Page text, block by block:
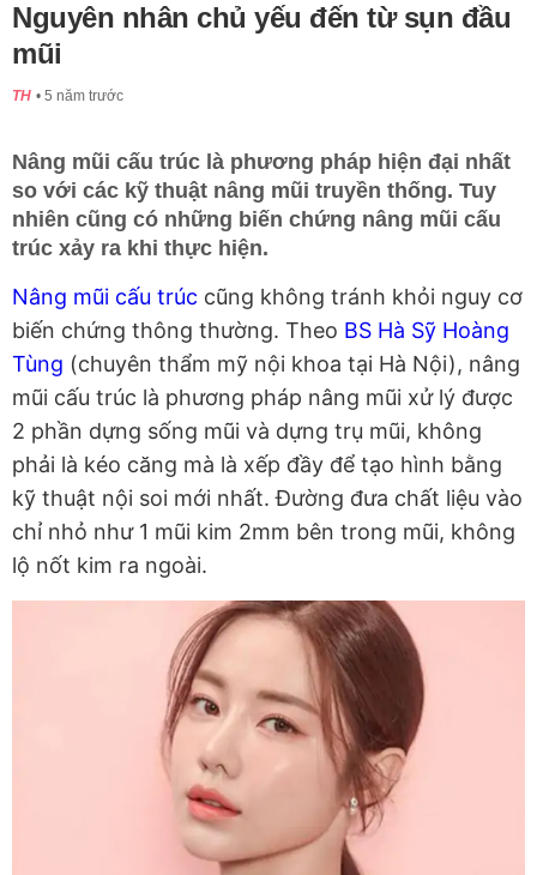
Nguyên nhân chủ yếu đến từ sụn đầu
mũi
TH 5 năm trước
Nâng mũi cấu trúc là phương pháp hiện đại nhất
so với các kỹ thuật nâng mũi truyền thống. Tuy
nhiên cũng có những biến chứng nâng mũi cấu
trúc xảy ra khi thực hiện.
Nâng mũi cấu trúc cũng không tránh khỏi nguy cơ
biến chứng thông thường. Theo BS Hà Sỹ Hoàng
Tùng (chuyên thẩm mỹ nội khoa tại Hà Nội), nâng
mũi cấu trúc là phương pháp nâng mũi xử lý được
2 phần dựng sống mũi và dựng trụ mũi, không
phải là kéo căng mà là xếp đầy để tạo hình bằng
kỹ thuật nội soi mới nhất. Đường đưa chất liệu vào
chỉ nhỏ như 1 mũi kim 2mm bên trong mũi, không
lộ nốt kim ra ngoài.